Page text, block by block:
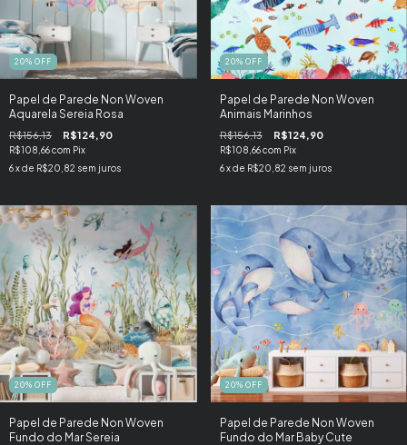
20% OFF
Papel de Parede Non Woven
Aquarela Sereia Rosa
R$156,13 R$124,90
R$108,66com Pix
6x de R$20,82 sem juros
20% OFF
Papel de Parede Non Woven
Animais Marinhos
R$156,13 R$124,90
R$108,66com Pix
6 x de R$20,82 sem juros
20% OFF
Papel de Parede Non Woven
Fundo do Mar Sereia
20% OFF
Papel de Parede Non Woven
Fundo do Mar Baby Cute